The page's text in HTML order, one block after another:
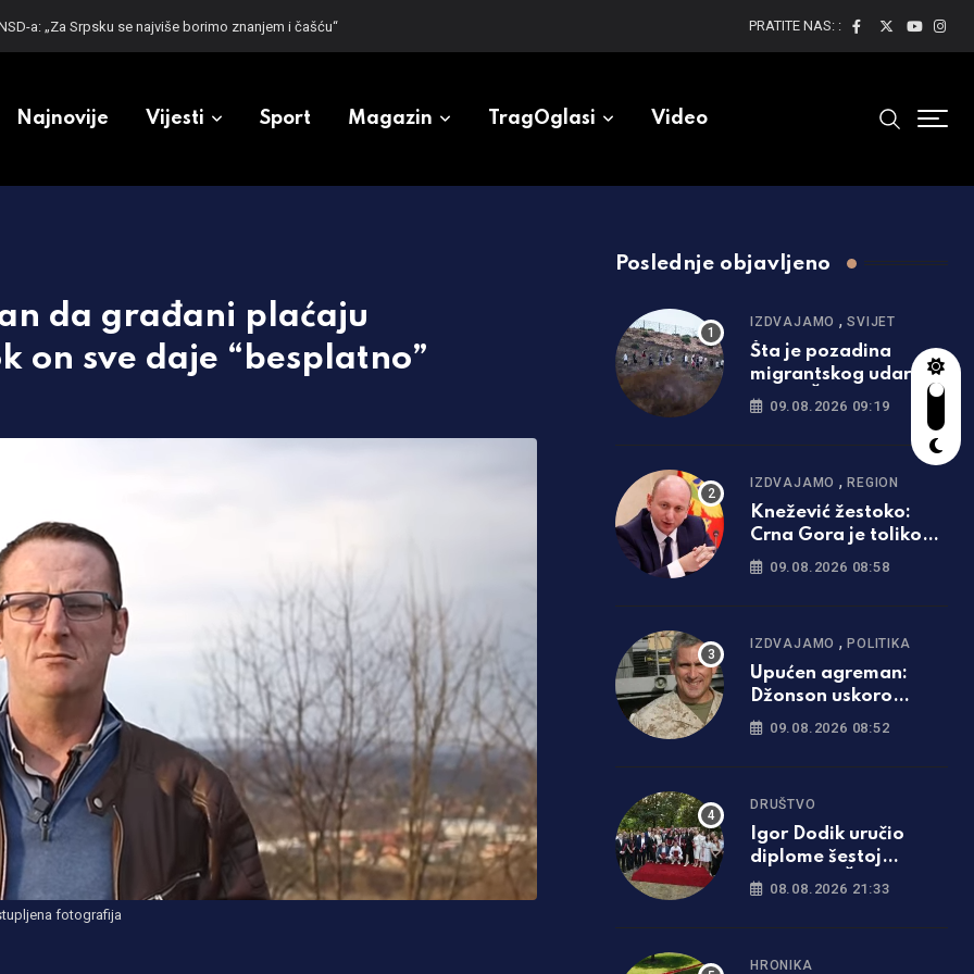
a: „Za Srpsku se najviše borimo znanjem i čašću“ PRATITE NAS: :
Najnovije Vijesti Sport Magazin TragOglasi Video
da građani plaćaju
on sve daje “besplatno”
fotografija
Poslednje objavljeno
IZDVAJAMO ,SVIJET
Šta je pozadina
migrantskog udara
na jug Španije
09.08.2026 09:19
IZDVAJAMO ,REGION
Knežević žestoko:
Crna Gora je toliko
puta izdala Srbiju da
koji će tek da se rode
09.08.2026 08:58
IZDVAJAMO ,POLITIKA
Upućen agreman:
Džonson uskoro
postaje ambasador
09.08.2026 08:52
DRUŠTVO
Igor Dodik uručio
diplome šestoj
generaciji Škole novih
Srpsku se najviše
08.08.2026 21:33
HRONIKA